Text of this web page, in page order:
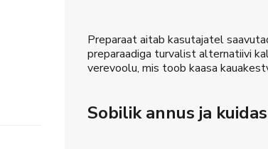
Preparaat aitab kasutajatel
preparaadiga turvalist alternatiivi
verevoolu, mis toob kaasa
Sobilik annus ja